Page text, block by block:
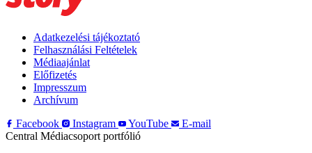
Adatkezelési tájékoztató
Felhasználási Feltételek
Médiaajánlat
Előfizetés
Impresszum
Archívum
Facebook
Instagram YouTube
E-mail
Central Médiacsoport portfólió